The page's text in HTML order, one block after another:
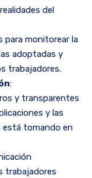
del
para monitorear la
adoptadas y
trabajadores.
:
y transparentes
y las
está tomando en
trabajadores